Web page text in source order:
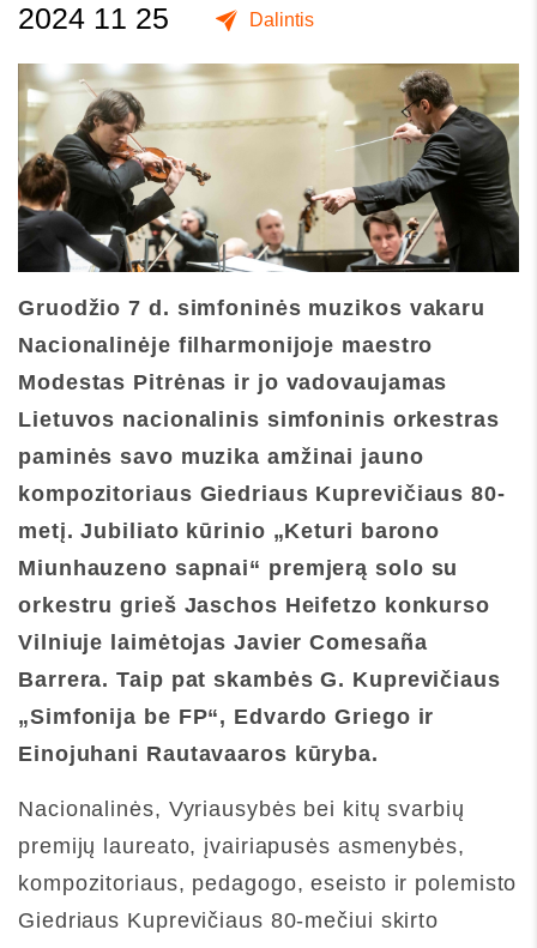
2024 11 25 Dalintis
Gruodžio 7 d. simfoninės muzikos vakaru
Nacionalinėje filharmonijoje maestro
Modestas Pitrėnas ir jo vadovaujamas
Lietuvos nacionalinis simfoninis orkestras
paminės savo muzika amžinai jauno
kompozitoriaus Giedriaus Kuprevičiaus 80-
metį. Jubiliato kūrinio „Keturi barono
Miunhauzeno sapnai“ premjerą solo su
orkestru grieš Jaschos Heifetzo konkurso
Vilniuje laimėtojas Javier Comesaña
Barrera. Taip pat skambės G. Kuprevičiaus
„Simfonija be FP“, Edvardo Griego ir
Einojuhani Rautavaaros kūryba.
Nacionalinės, Vyriausybės bei kitų svarbių
premijų laureato, įvairiapusės asmenybės,
kompozitoriaus, pedagogo, eseisto ir polemisto
Giedriaus Kuprevičiaus 80-mečiui skirto